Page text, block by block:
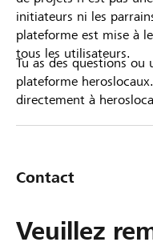
initiateurs ni les
plateforme est mise à
tous les utilisateurs.
Tu as des questions
plateforme
directement à
Contact
Veuillez